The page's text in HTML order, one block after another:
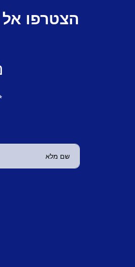
הצטרפו אל